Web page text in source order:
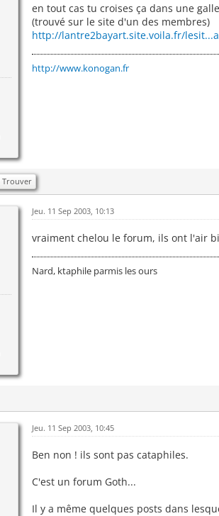
en tout cas tu croises ça dans une
(trouvé sur le site d'un des membres)
http://lantre2bayart.site.voila.fr/
http://www.konogan.fr
Trouver
Jeu. 11 Sep 2003, 10:13
vraiment chelou le forum, ils ont l'air
Nard, ktaphile parmis les ours
Jeu. 11 Sep 2003, 10:45
Ben non ! ils sont pas cataphiles.
C'est un forum Goth...
Il y a même quelques posts dans